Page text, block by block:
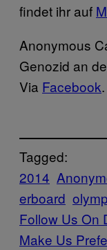
findet ihr auf
Anonymous
Genozid an
Via Facebook.
Tagged:
2014
erboard
Follow Us On
Make Us